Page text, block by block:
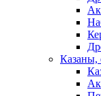
Казаны,